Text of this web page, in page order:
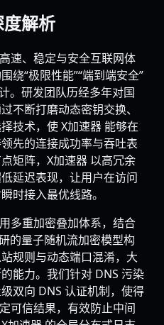
解析
速、稳定与安全互联网体
绕“极限性能”“端到端安全”
。研发团队历经多年对国
不断打磨动态密钥交换、
技术，使 X加速器 能够在
先的连接成功率与吞吐表
矩阵，X加速器 以高冗余
延迟表现，让用户在访问
时接入最优线路。
多重加密叠加体系，结合
的量子随机流加密模型构
规则与动态端口混淆，大
能力。我们针对 DNS 污染
双向 DNS 认证机制，使得
可信结果，有效防止中间